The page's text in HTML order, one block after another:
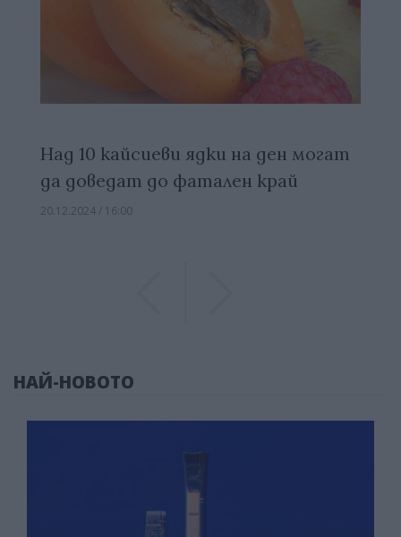
Над 10 кайсиеви ядки на ден могат
да доведат до фатален край
20.12.2024 / 16:00
НАЙ-НОВОТО